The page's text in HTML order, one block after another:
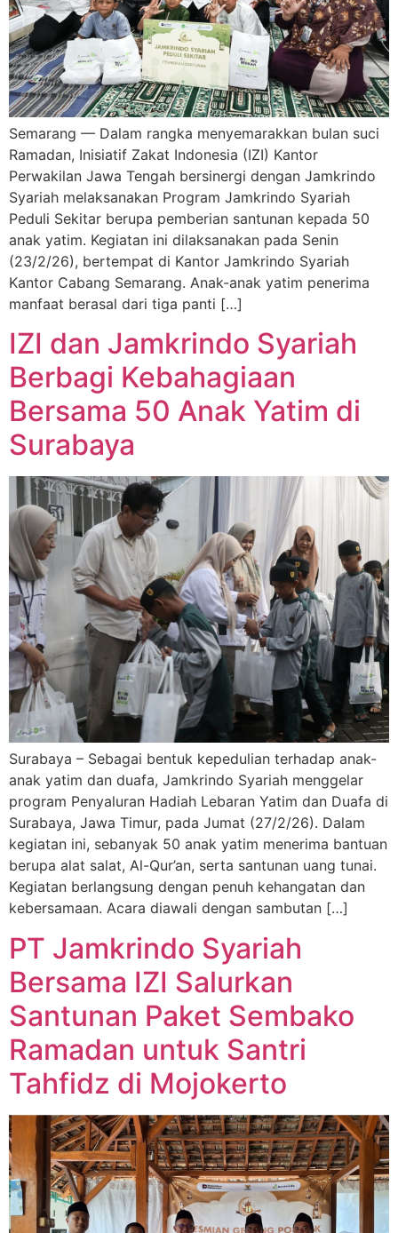
Semarang — Dalam rangka menyemarakkan bulan suci
Ramadan, Inisiatif Zakat Indonesia (IZI) Kantor
Perwakilan Jawa Tengah bersinergi dengan Jamkrindo
Syariah melaksanakan Program Jamkrindo Syariah
Peduli Sekitar berupa pemberian santunan kepada 50
anak yatim. Kegiatan ini dilaksanakan pada Senin
(23/2/26), bertempat di Kantor Jamkrindo Syariah
Kantor Cabang Semarang. Anak-anak yatim penerima
manfaat berasal dari tiga panti […]
IZI dan Jamkrindo Syariah
Berbagi Kebahagiaan
Bersama 50 Anak Yatim di
Surabaya
Surabaya – Sebagai bentuk kepedulian terhadap anak-
anak yatim dan duafa, Jamkrindo Syariah menggelar
program Penyaluran Hadiah Lebaran Yatim dan Duafa di
Surabaya, Jawa Timur, pada Jumat (27/2/26). Dalam
kegiatan ini, sebanyak 50 anak yatim menerima bantuan
berupa alat salat, Al-Qur’an, serta santunan uang tunai.
Kegiatan berlangsung dengan penuh kehangatan dan
kebersamaan. Acara diawali dengan sambutan […]
PT Jamkrindo Syariah
Bersama IZI Salurkan
Santunan Paket Sembako
Ramadan untuk Santri
Tahfidz di Mojokerto